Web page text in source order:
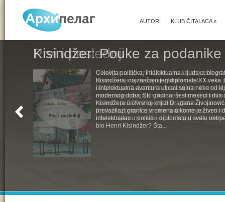
KLUB ČITALACA»
AUTORI
Kisindžer: Pouke za
Celovita politička, intelektualna i ljudska
Kisindžera, najznačajnijeg diplomate XX
i intelektualna avantura uticali su na neke od
modernog doba. Sto godina, šest meseci i dva
Kisindžera u izvrsnoj knjizi Dragana
prevazilazi granice vremena u kome je živeo i
intelektualac u politici i diplomata u svetu
bio Henri Kisindžer? Šta...